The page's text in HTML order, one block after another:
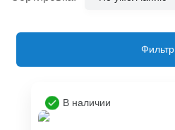
Фильтр
В наличии